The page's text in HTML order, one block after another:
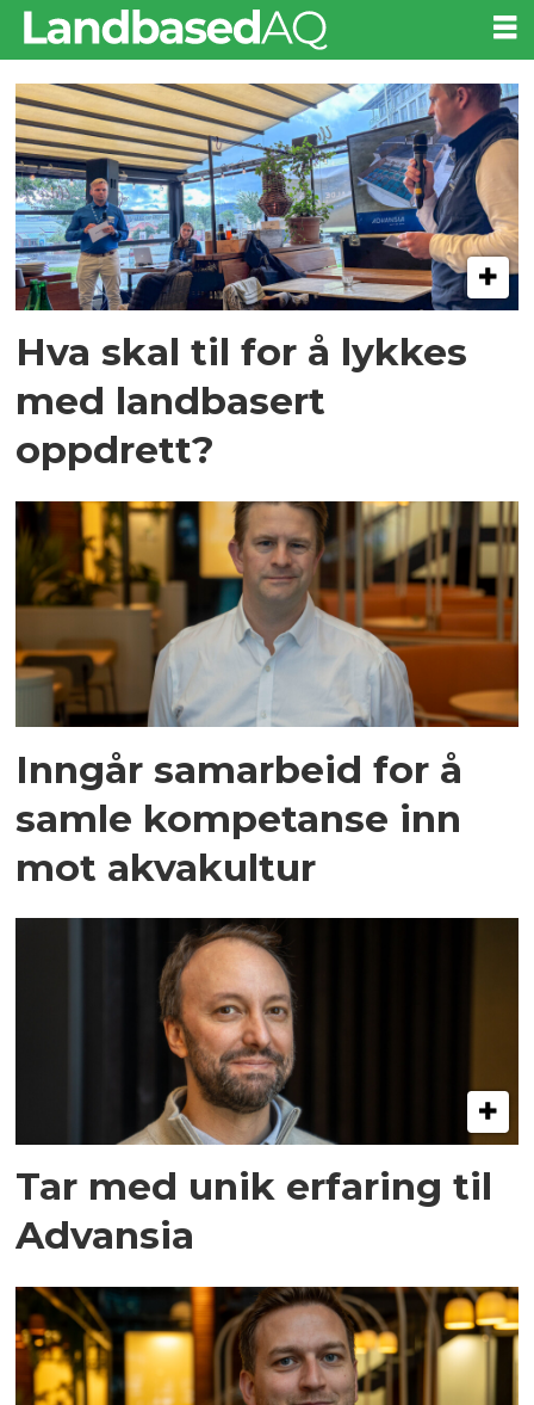
Tag:
advansia
Hva skal til for å lykkes
med landbasert
oppdrett?
Inngår samarbeid for å
samle kompetanse inn
mot akvakultur
Tar med unik erfaring til
Advansia